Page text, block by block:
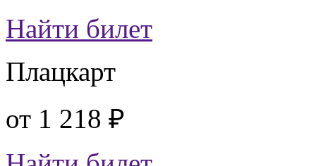
Найти билет
Плацкарт
от 1 218 ₽